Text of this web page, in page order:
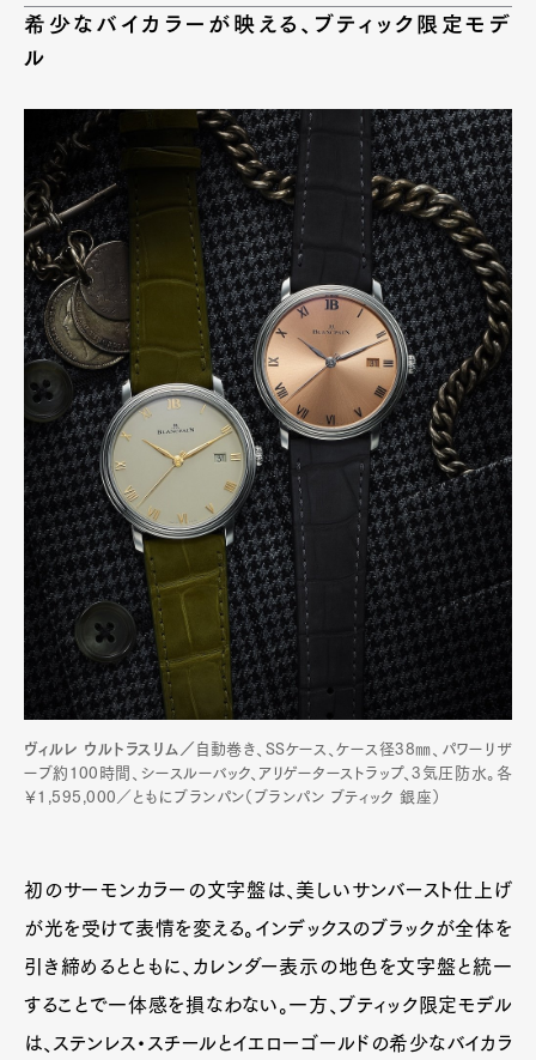
希少なバイカラーが映える、ブティック限定モデ
ル
ヴィルレ ウルトラスリム／ 自動巻き、SSケース、ケース径38㎜、パワーリザ
ーブ約100時間、シースルーバック、アリゲーターストラップ、3気圧防水。各
￥1,595,000／ともにブランパン（ブランパン ブティック 銀座）
初のサーモンカラーの文字盤は、美しいサンバースト仕上げ
が光を受けて表情を変える。インデックスのブラックが全体を
引き締めるとともに、カレンダー表示の地色を文字盤と統一
することで一体感を損なわない。一方、ブティック限定モデル
は、ステンレス・スチールとイエローゴールドの希少なバイカラ